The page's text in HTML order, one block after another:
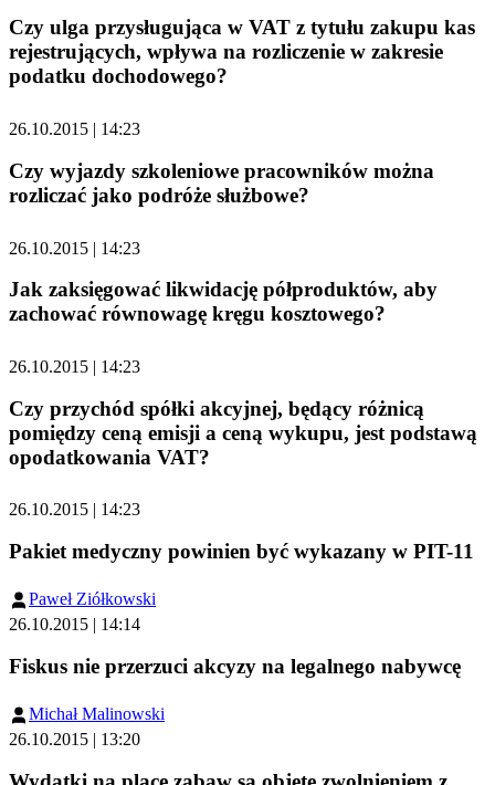
Czy ulga przysługująca w VAT z tytułu zakupu kas
rejestrujących, wpływa na rozliczenie w zakresie
podatku dochodowego?
26.10.2015 | 14:23
Czy wyjazdy szkoleniowe pracowników można
rozliczać jako podróże służbowe?
26.10.2015 | 14:23
Jak zaksięgować likwidację półproduktów, aby
zachować równowagę kręgu kosztowego?
26.10.2015 | 14:23
Czy przychód spółki akcyjnej, będący różnicą
pomiędzy ceną emisji a ceną wykupu, jest podstawą
opodatkowania VAT?
26.10.2015 | 14:23
Pakiet medyczny powinien być wykazany w PIT-11
Paweł Ziółkowski
26.10.2015 | 14:14
Fiskus nie przerzuci akcyzy na legalnego nabywcę
Michał Malinowski
26.10.2015 | 13:20